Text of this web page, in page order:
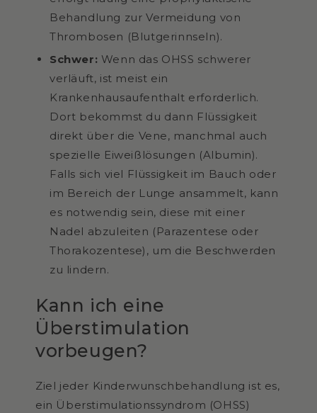
Behandlung zur Vermeidung von
Thrombosen (Blutgerinnseln).
Schwer: Wenn das OHSS schwerer
verläuft, ist meist ein
Krankenhausaufenthalt erforderlich.
Dort bekommst du dann Flüssigkeit
direkt über die Vene, manchmal auch
spezielle Eiweißlösungen (Albumin).
Falls sich viel Flüssigkeit im Bauch oder
im Bereich der Lunge ansammelt, kann
es notwendig sein, diese mit einer
Nadel abzuleiten (Parazentese oder
Thorakozentese), um die Beschwerden
zu lindern.
Kann ich eine
Überstimulation
vorbeugen?
Ziel jeder Kinderwunschbehandlung ist es,
ein Überstimulationssyndrom (OHSS)